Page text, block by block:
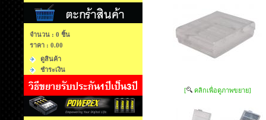
จำนวน : 0 ชิ้น
ราคา : 0.00
ดูสินค้า
ชำระเงิน
[ คลิกเพื่อดูภาพขยาย]